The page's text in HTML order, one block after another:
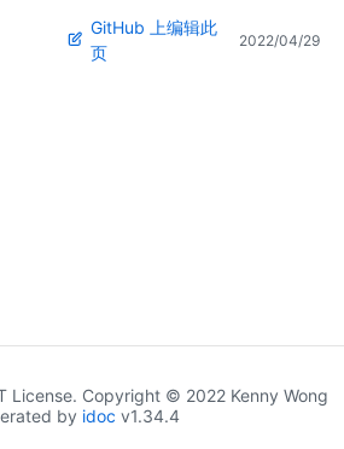
GitHub 上编辑此
页
2022/04/29
License. Copyright © 2022 Kenny Wong
by idoc v1.34.4